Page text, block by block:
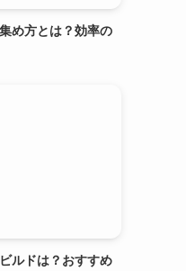
め方とは？効率の
ルドは？おすすめ